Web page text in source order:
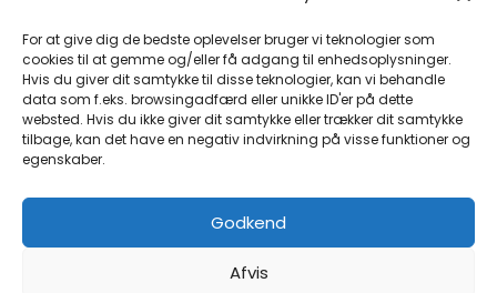
For at give dig de bedste oplevelser bruger vi teknologier som
cookies til at gemme og/eller få adgang til enhedsoplysninger.
Hvis du giver dit samtykke til disse teknologier, kan vi behandle
data som f.eks. browsingadfærd eller unikke ID'er på dette
websted. Hvis du ikke giver dit samtykke eller trækker dit samtykke
tilbage, kan det have en negativ indvirkning på visse funktioner og
egenskaber.
Godkend
Afvis
Klik for at acceptere markedsføring
cookies og aktivere dette indhold